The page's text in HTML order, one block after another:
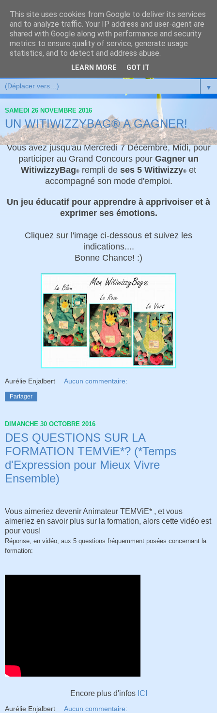
▼
SAMEDI 26 NOVEMBRE 2016
UN WITIWIZZYBAG® A GAGNER!
Vous avez jusqu'au Mercredi 7 Décembre, Midi, pour
participer au Grand Concours pour Gagner un
WitiwizzyBag® rempli de ses 5 Witiwizzy® et
accompagné son mode d'emploi.
Un jeu éducatif pour apprendre à apprivoiser et à
exprimer ses émotions.
Cliquez sur l'image ci-dessous et suivez les
indications....
Bonne Chance! :)
Aurélie Enjalbert Aucun commentaire:
Partager
DIMANCHE 30 OCTOBRE 2016
DES QUESTIONS SUR LA
FORMATION TEMViE*? (*Temps
d'Expression pour Mieux Vivre
Ensemble)
Vous aimeriez devenir Animateur TEMViE* , et vous
aimeriez en savoir plus sur la formation, alors cette vidéo est
pour vous!
Réponse, en vidéo, aux 5 questions fréquemment posées concernant la
formation:
Encore plus d'infos ICI
Aurélie Enjalbert Aucun commentaire:
This site uses cookies from Google to deliver its services
and to analyze traffic. Your IP address and user-agent are
shared with Google along with performance and security
metrics to ensure quality of service, generate usage
statistics, and to detect and address abuse.
LEARN MORE GOT IT